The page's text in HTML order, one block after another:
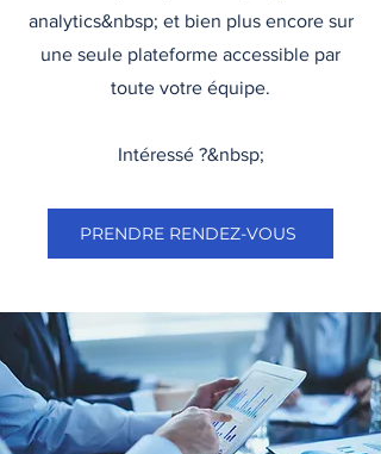
analytics&nbsp; et bien plus encore sur
une seule plateforme accessible par
toute votre équipe.
Intéressé ?&nbsp;
PRENDRE RENDEZ-VOUS